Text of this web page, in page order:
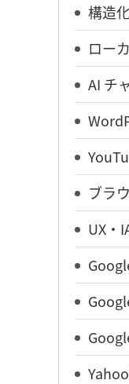
構造
ロー
AI チ
ブラ
UX・